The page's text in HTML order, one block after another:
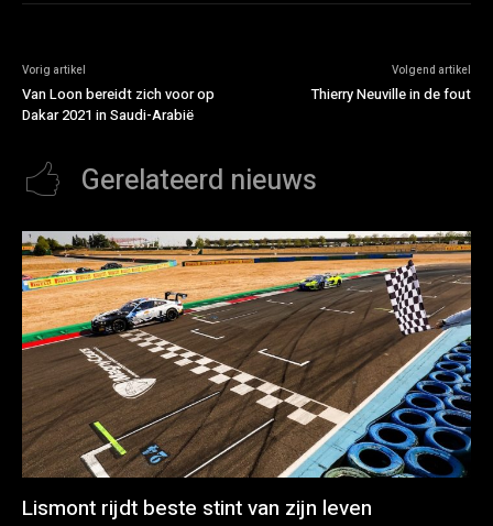
Vorig artikel
Van Loon bereidt zich voor op
Dakar 2021 in Saudi-Arabië
Volgend artikel
Thierry Neuville in de fout
Gerelateerd nieuws
Lismont rijdt beste stint van zijn leven